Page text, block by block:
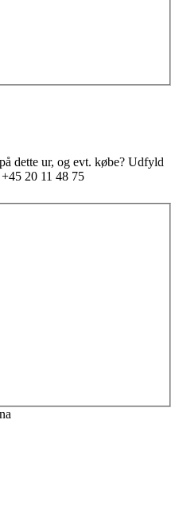
dette ur, og evt. købe? Udfyld
20 11 48 75